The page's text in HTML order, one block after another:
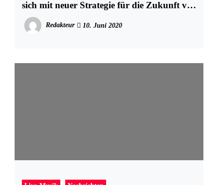
sich mit neuer Strategie für die Zukunft viel
vor
Redakteur 10. Juni 2020